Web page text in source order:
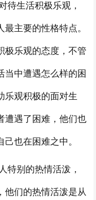
待生活积极乐观，
主要的性格特点。
极乐观的态度，不管
当中遭遇怎么样的困
乐观积极的面对生
遭遇了困难，他们也
也在困难之中。
特别的热情活泼，
他们的热情活泼是从